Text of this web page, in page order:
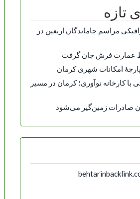
تازه
مراسم جاماندگان اربعین در
عمارت فرش جان گرفت
امکانات شهری کرمان
با کارخانه نوآوری؛ کرمان در مسیر
صادرات زمین‌گیر می‌شود